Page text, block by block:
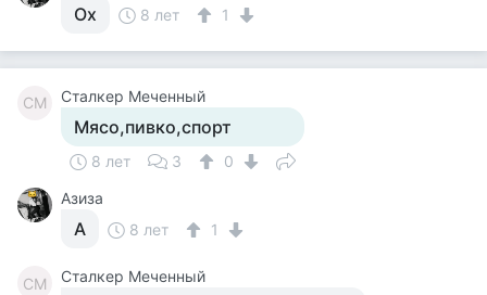
Ох 8 лет 1
СМ Сталкер Меченный
Мясо,пивко,спорт
8 лет 3
0
Азиза
А 8 лет 1
СМ Сталкер Меченный